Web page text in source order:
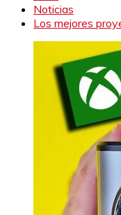
Noticias
Los mejores